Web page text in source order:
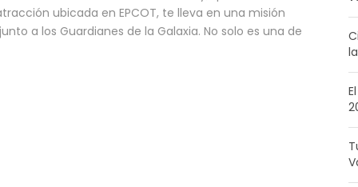
ubicada en EPCOT, te lleva en una misión
a los Guardianes de la Galaxia. No solo es una de